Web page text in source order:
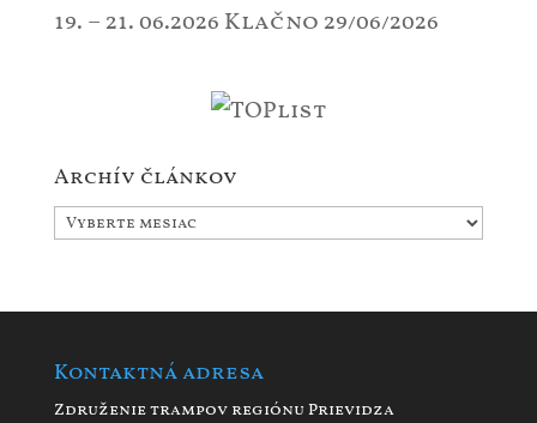
19. – 21. 06.2026 Klačno 29/06/2026
Archív článkov
Archív
Kontaktná adresa
Združenie trampov regiónu Prievidza